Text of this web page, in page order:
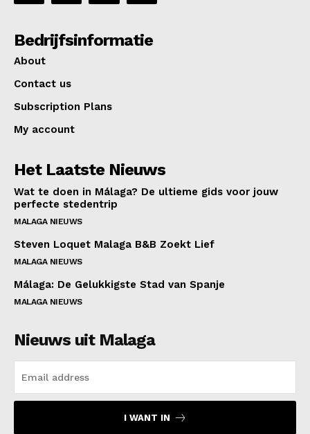
Bedrijfsinformatie
About
Contact us
Subscription Plans
My account
Het Laatste Nieuws
Wat te doen in Málaga? De ultieme gids voor jouw
perfecte stedentrip
MALAGA NIEUWS
Steven Loquet Malaga B&B Zoekt Lief
MALAGA NIEUWS
Málaga: De Gelukkigste Stad van Spanje
MALAGA NIEUWS
Nieuws uit Malaga
I WANT IN